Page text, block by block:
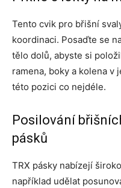
Tento cvik pro břišní
koordinaci. Posaďte se
tělo dolů, abyste si
ramena, boky a kolena v
této pozici co nejdéle.
Posilování
pásků
TRX pásky nabízejí
například udělat